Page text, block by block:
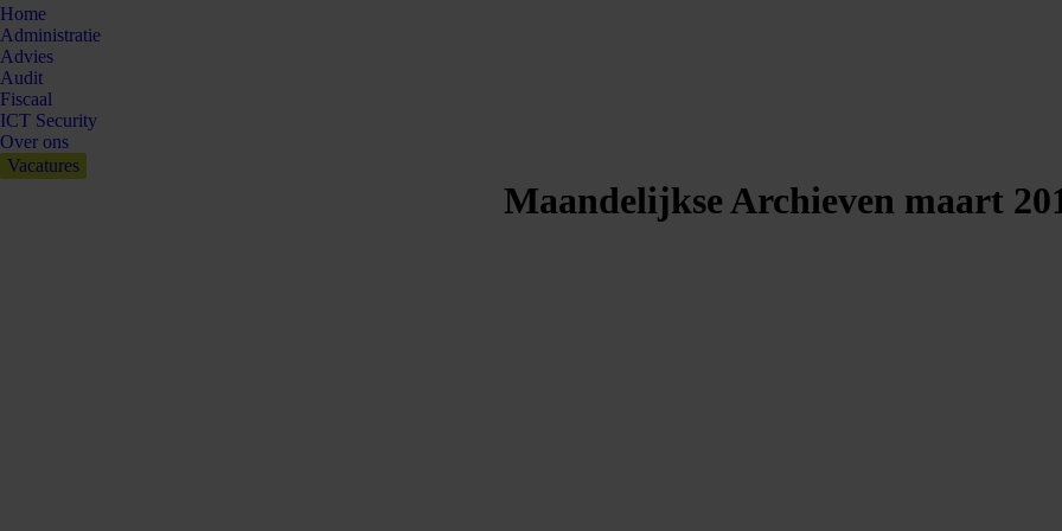
Home
Administratie
Advies
Audit
Fiscaal
ICT Security
Over ons
Vacatures
Maandelijkse Archieven maart